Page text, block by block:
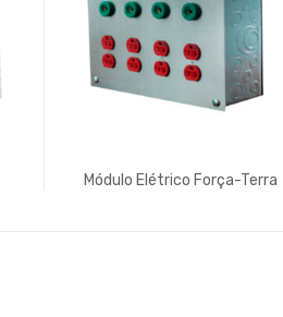
Módulo Elétrico Força-Terra